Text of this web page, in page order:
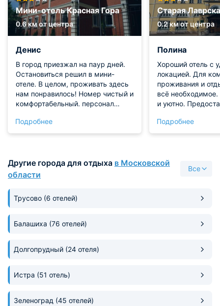
Мини-отель Красная Гора
0.6 км от центра
Денис
В город приезжал на паур дней.
Остановиться решил в мини-
отеле. В целом, проживать здесь
нам понравилось! Номер чистый и
комфортабельный. персонал
Подробнее
Старая
0.2 км от центра
Полина
Хороший отель с
локацией. Для
проживания и
всё
и уютно.
состоянии!
хорошее! Будем
Подробнее
Другие города для отдыха в Московской
области
Все
Трусово (6 отелей)
Балашиха (76 отелей)
Долгопрудный (24 отеля)
Истра (51 отель)
Зеленоград (45 отелей)